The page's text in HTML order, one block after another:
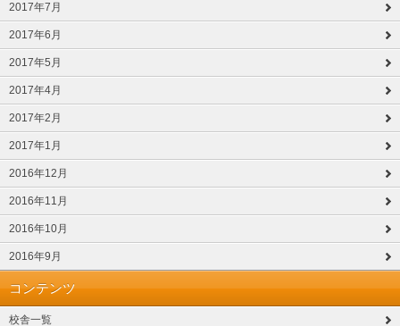
2017年7月
2017年6月
2017年5月
2017年4月
2017年2月
2017年1月
2016年12月
2016年11月
2016年10月
2016年9月
コンテンツ
校舎一覧